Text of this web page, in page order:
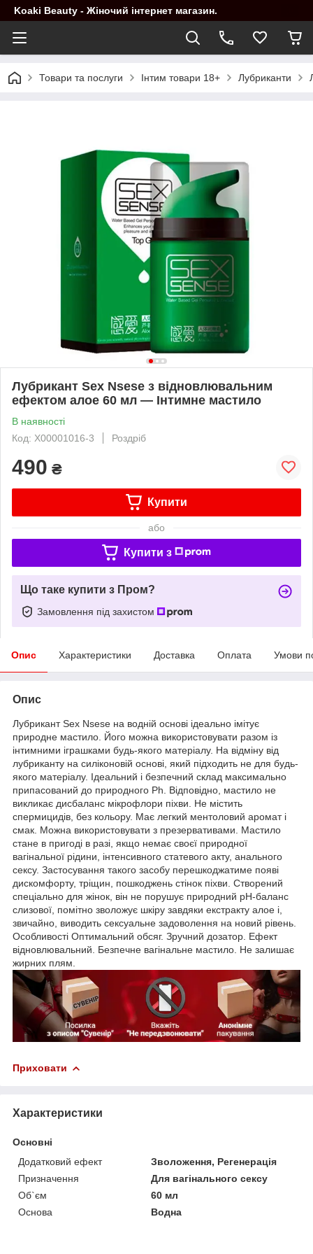
Koaki Beauty - Жіночий інтернет магазин.
Товари та послуги Інтим товари 18+ Лубриканти
Лубрикант Sex Nsese з відновлювальним
ефектом алое 60 мл — Інтимне мастило
В наявності
Код: X00001016-3
Роздріб
490 ₴
Купити
або
Купити з
Що таке купити з Пром?
Замовлення під захистом
Опис Характеристики Доставка Оплата Умови
Опис
Лубрикант Sex Nsese на водній основі ідеально імітує
природне мастило. Його можна використовувати разом із
інтимними іграшками будь-якого матеріалу. На відміну від
лубриканту на силіконовій основі, який підходить не для будь-
якого матеріалу. Ідеальний і безпечний склад максимально
припасований до природного Ph. Відповідно, мастило не
викликає дисбаланс мікрофлори піхви. Не містить
спермицидів, без кольору. Має легкий ментоловий аромат і
смак. Можна використовувати з презервативами. Мастило
стане в пригоді в разі, якщо немає своєї природної
вагінальної рідини, інтенсивного статевого акту, анального
сексу. Застосування такого засобу перешкоджатиме появі
дискомфорту, тріщин, пошкоджень стінок піхви. Створений
спеціально для жінок, він не порушує природний pH-баланс
слизової, помітно зволожує шкіру завдяки екстракту алое і,
звичайно, виводить сексуальне задоволення на новий рівень.
Особливості Оптимальний обсяг. Зручний дозатор. Ефект
відновлювальний. Безпечне вагінальне мастило. Не залишає
жирних плям.
Приховати
Характеристики
Основні
Додатковий ефект
Зволоження, Регенерація
Призначення
Для вагінального сексу
Об`єм
60 мл
Основа
Водна